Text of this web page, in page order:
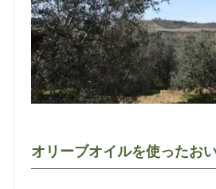
オリーブオイルを使ったお